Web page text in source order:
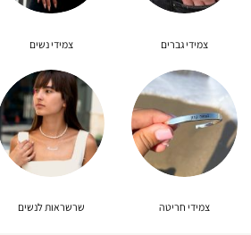
צמידי גברים צמידי נשים
צמידי חריטה שרשראות לנשים